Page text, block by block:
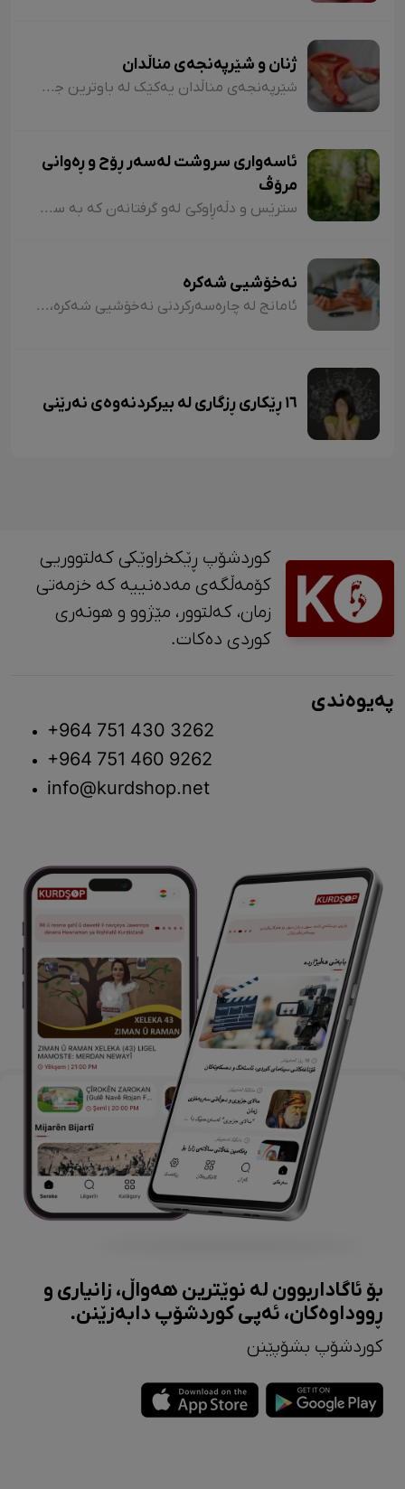
ژنان و شێرپەنجەی مناڵدان
شێرپەنجەی مناڵدان یەکێک لە باوترین جۆرەکانی شێرپەنجەیە لە نێوان ژنان. هەبوونی زانیاری لەبارەی نیشانەکانی ئەم نەخۆشییە و ناسینی خێرای، کاریگەریی زۆری لەسەر چارەسەرکردنەکەی هەیە. خوێنڕێژیی نائاسایی باوترین نیشانەی شێرپەنجەی مناڵدانە.
ئاسەواری سروشت لەسەر ڕۆح و ڕەوانی
مرۆڤ
سترێس و دڵەڕاوکێ لەو گرفتانەن کە بە سانایی دەتوانن هەڕەشە لە سڵامەتی بکەن. گەڕان و پیاسە لە نێو سروشتدا دەتوانێ ئەو گرفتانە بتارێنێ و لەشساغتر بن. توێژینەوەی لێکۆلەران نیشانی داوە ئەو کەسانەی چەند کاتژمێر لە ڕۆژدا لە نێو سروشت یا سەوزاییی پارکەکانی شار تێپەڕ دەکەن، کۆرتیزۆلی لەشیان لە سەتی بیست کەمترە. هۆرمۆنی کۆرتیزۆل" لەش تووشی سترێس دەکا.
نەخۆشیی شەکرە
ئامانج لە چارەسەرکردنی نەخۆشیی شەکرە، گەڕانەوەی شەکری خوێن بۆ ئاستی ئاساییی خۆیە، هەروەها ڕێگریکردن لە پێشکەوتنی ئاستی شەکرە. جگە لەوەش بۆ پاراستنی نەخۆشە لە جەڵتەی دڵ و مێشک. واتە نەخۆشی شەکرە دەبێ ئاستی شەکر لە خوێندا لە ٧٪ بهێڵێتەوە و ڕێژەی شەکرەکەی لەنێوان ١٤٠/٩٠ بێت.
١٦ ڕێکاری ڕزگاری لە بیرکردنەوەی نەرێنی
کوردشۆپ ڕێکخراوێکی کەلتووریی
کۆمەڵگەی مەدەنییە کە خزمەتی
زمان، کەلتوور، مێژوو و ‎هونەری
کوردی دەکات.
پەیوەندی
+964 751 430 3262
+964 751 460 9262
info@kurdshop.net
بۆ ئاگاداربوون لە نوێترین هەواڵ، زانیاری و
ڕووداوەکان، ئەپی کوردشۆپ دابەزێنن.
کوردشۆپ بشۆپێنن